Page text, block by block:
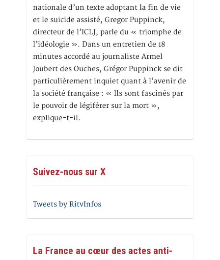
nationale d’un texte adoptant la fin de vie
et le suicide assisté, Gregor Puppinck,
directeur de l’ICLJ, parle du « triomphe de
l’idéologie ». Dans un entretien de 18
minutes accordé au journaliste Armel
Joubert des Ouches, Grégor Puppinck se dit
particulièrement inquiet quant à l’avenir de
la société française : « Ils sont fascinés par
le pouvoir de légiférer sur la mort »,
explique-t-il.
Suivez-nous sur X
Tweets by RitvInfos
La France au cœur des actes anti-